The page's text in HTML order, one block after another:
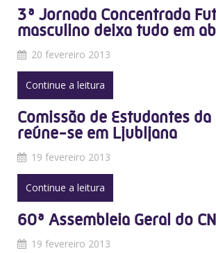
3ª Jornada Concentrada
masculino deixa tudo em
20 fevereiro 2013
Continue a leitura
Comissão de Estudantes da
reúne-se em Ljubljana
19 fevereiro 2013
Continue a leitura
60ª Assembleia Geral do
19 fevereiro 2013